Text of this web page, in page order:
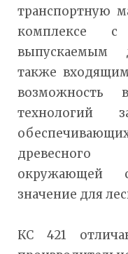
транспортную
комплексе с
выпускаемым
также
возможность
технологий
древесного
окружающей
значение для
КС 421